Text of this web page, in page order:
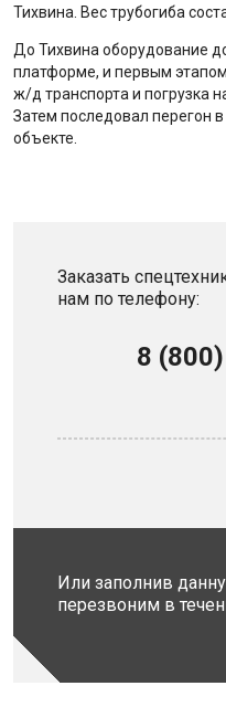
Тихвина. Вес трубогиба
До Тихвина оборудование
платформе, и первым
ж/д транспорта и погрузка
Затем последовал перегон
объекте.
Заказать
нам по телефону:
8
Или заполнив
перезвоним в